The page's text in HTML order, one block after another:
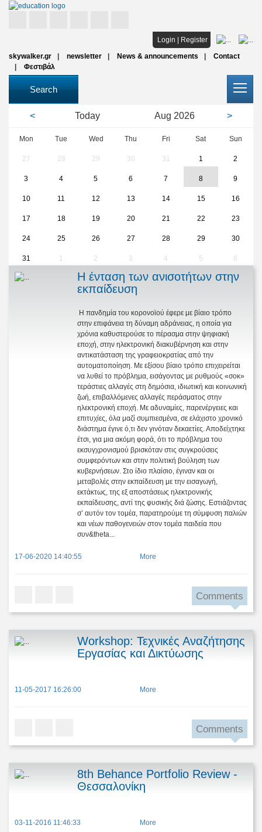
Login | Register
skywalker.gr
newsletter News & announcements
Contact
Φεστιβάλ
Search
Studies
Scholarships
All institutions
Articles
< Today Aug 2026 >
Mon Tue Wed Thu Fri Sat Sun
27 28 29 30 31 1 2
3 4 5 6 7 8 9
10 11 12 13 14 15 16
17 18 19 20 21 22 23
24 25 26 27 28 29 30
31 1 2 3 4 5 6
Η ένταση των ανισοτήτων στην
εκπαίδευση
Η πανδημία του κορονοϊού έφερε με βίαιο τρόπο
στην επιφάνεια τη δύναμη αδράνειας, η οποία για
χρόνια καθυστερούσε το πέρασμα στην ψηφιακή
εποχή, στην ηλεκτρονική διακυβέρνηση και στην
αντικατάσταση της γραφειοκρατίας από την
αυτοματοποίηση. Με εξίσου βίαιο τρόπο επιχειρείται
να λυθεί το πρόβλημα, εισάγοντας με ρυθμούς «σοκ»
τεράστιες αλλαγές στη δημόσια, ιδιωτική και κοινωνική
ζωή, επιβαλλόμενες αλλαγές περάσματος στην
ηλεκτρονική εποχή. Με αδυναμίες, παρενέργειες και
επιτυχίες, όλα μαζί συμπιεσμένα, σε ελάχιστο χρονικό
διάστημα έγινε ό,τι δεν γινόταν δεκαετίες. Αποδείχτηκε
έτσι, για μια ακόμη φορά, ότι το πρόβλημα του
εκσυγχρονισμού βρισκόταν στις συγκρούσεις
συμφερόντων και στην πολιτική βούληση των
κυβερνήσεων. Στο ίδιο πλαίσιο, έγιναν και οι
μεταβολές στην εκπαίδευση με την εισαγωγή,
εκτάκτως, της εξ αποστάσεως ηλεκτρονικής
εκπαίδευσης, αντί της φυσικής διά ζώσης. Εστιάζοντας
σ’ αυτόν τον τομέα, παρατηρούμε τη σύμφυση παλιών
και νέων παθογενειών στον τομέα παιδεία που
συν&theta...
17-06-2020 14:40:55 More
Comments
Workshop: Τεχνικές Αναζήτησης
Εργασίας και Δικτύωσης
11-05-2017 16:26:00 More
Comments
8th Behance Portfolio Review -
Θεσσαλονίκη
03-11-2016 11:46:33 More